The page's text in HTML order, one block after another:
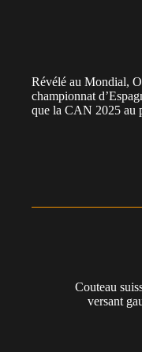
Révélé au Mondial,
championnat
que la CAN 2025 au
Couteau
versant